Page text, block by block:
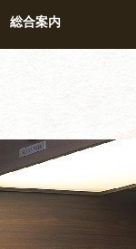
総合案内